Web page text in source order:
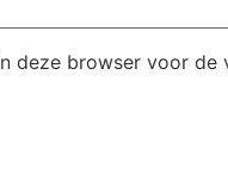
deze browser voor